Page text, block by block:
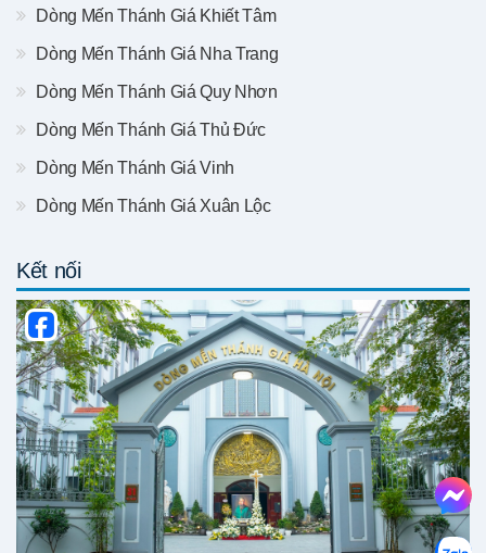
Dòng Mến Thánh Giá Khiết Tâm
Dòng Mến Thánh Giá Nha Trang
Dòng Mến Thánh Giá Quy Nhơn
Dòng Mến Thánh Giá Thủ Đức
Dòng Mến Thánh Giá Vinh
Dòng Mến Thánh Giá Xuân Lộc
Kết nối